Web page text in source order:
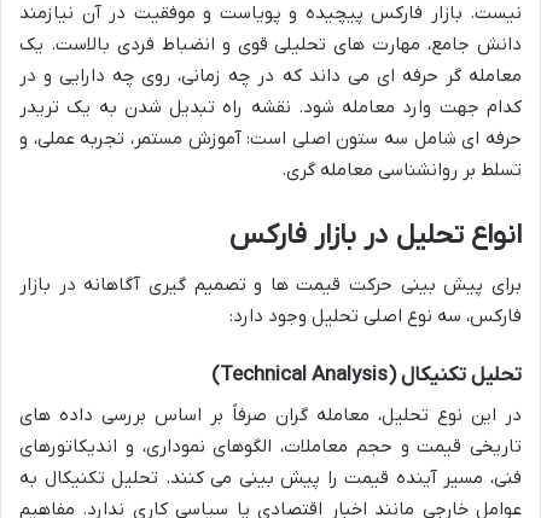
نیست. بازار فارکس پیچیده و پویاست و موفقیت در آن نیازمند
دانش جامع، مهارت های تحلیلی قوی و انضباط فردی بالاست. یک
معامله گر حرفه ای می داند که در چه زمانی، روی چه دارایی و در
کدام جهت وارد معامله شود. نقشه راه تبدیل شدن به یک تریدر
حرفه ای شامل سه ستون اصلی است: آموزش مستمر، تجربه عملی، و
تسلط بر روانشناسی معامله گری.
انواع تحلیل در بازار فارکس
برای پیش بینی حرکت قیمت ها و تصمیم گیری آگاهانه در بازار
فارکس، سه نوع اصلی تحلیل وجود دارد:
تحلیل تکنیکال (Technical Analysis)
در این نوع تحلیل، معامله گران صرفاً بر اساس بررسی داده های
تاریخی قیمت و حجم معاملات، الگوهای نموداری، و اندیکاتورهای
فنی، مسیر آینده قیمت را پیش بینی می کنند. تحلیل تکنیکال به
عوامل خارجی مانند اخبار اقتصادی یا سیاسی کاری ندارد. مفاهیم